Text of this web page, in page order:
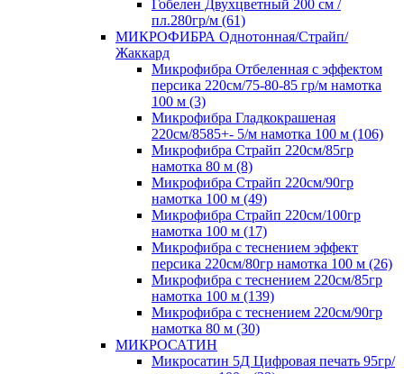
Гобелен Двухцветный 200 см /
пл.280гр/м (61)
МИКРОФИБРА Однотонная/Страйп/
Жаккард
Микрофибра Отбеленная с эффектом
персика 220см/75-80-85 гр/м намотка
100 м (3)
Микрофибра Гладкокрашеная
220см/8585+- 5/м намотка 100 м (106)
Микрофибра Страйп 220см/85гр
намотка 80 м (8)
Микрофибра Страйп 220см/90гр
намотка 100 м (49)
Микрофибра Страйп 220см/100гр
намотка 100 м (17)
Микрофибра с теснением эффект
персика 220см/80гр намотка 100 м (26)
Микрофибра с теснением 220см/85гр
намотка 100 м (139)
Микрофибра с теснением 220см/90гр
намотка 80 м (30)
МИКРОСАТИН
Микросатин 5Д Цифровая печать 95гр/